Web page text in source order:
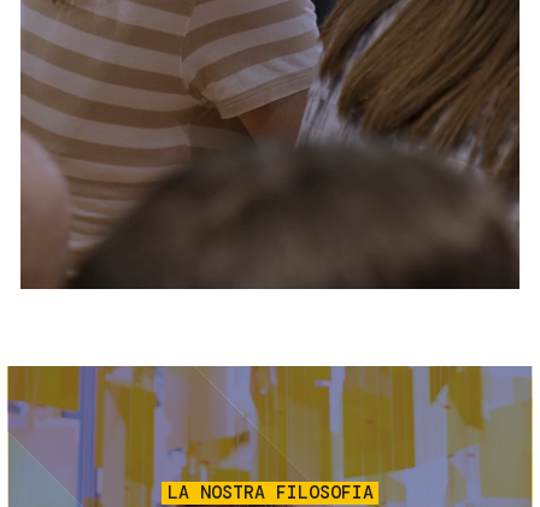
Servizi e accessibilità
Contatti
FAQ
Biglietti
Immagine
LA NOSTRA FILOSOFIA